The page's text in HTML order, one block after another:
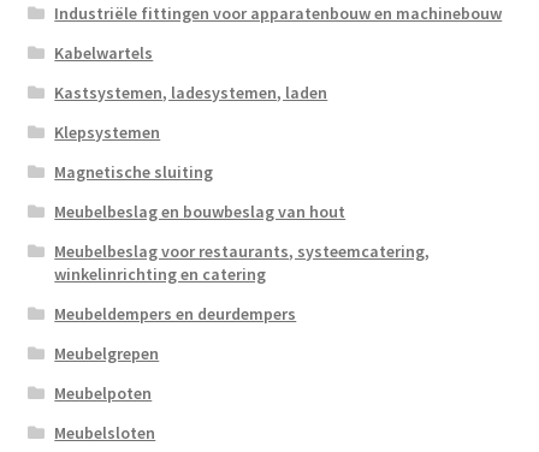
Industriële fittingen voor apparatenbouw en machinebouw
Kabelwartels
Kastsystemen, ladesystemen, laden
Klepsystemen
Magnetische sluiting
Meubelbeslag en bouwbeslag van hout
Meubelbeslag voor restaurants, systeemcatering,
winkelinrichting en catering
Meubeldempers en deurdempers
Meubelgrepen
Meubelpoten
Meubelsloten